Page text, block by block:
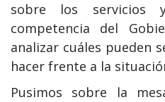
sobre los servicios
competencia del
analizar cuáles pueden
hacer frente a la
Pusimos sobre la